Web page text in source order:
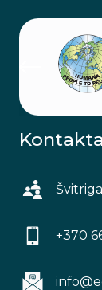
+370